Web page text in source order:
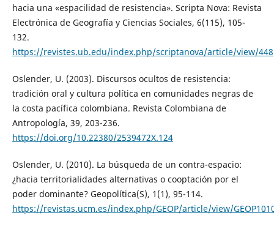
hacia una «espacilidad de resistencia». Scripta Nova: Revista
Electrónica de Geografía y Ciencias Sociales, 6(115), 105-
132.
https://revistes.ub.edu/index.php/scriptanova/article/view/448
Oslender, U. (2003). Discursos ocultos de resistencia:
tradición oral y cultura política en comunidades negras de
la costa pacífica colombiana. Revista Colombiana de
Antropología, 39, 203-236.
https://doi.org/10.22380/2539472X.124
Oslender, U. (2010). La búsqueda de un contra-espacio:
¿hacia territorialidades alternativas o cooptación por el
poder dominante? Geopolítica(S), 1(1), 95-114.
https://revistas.ucm.es/index.php/GEOP/article/view/